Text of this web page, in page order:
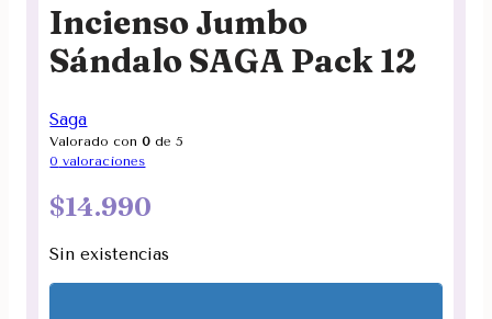
Incienso Jumbo
Sándalo SAGA Pack 12
Saga
Valorado con0 de 5
0 valoraciones
$14.990
Sin existencias